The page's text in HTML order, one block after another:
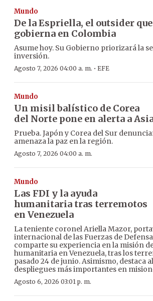
Mundo
De la Espriella, el outsider que
gobierna en Colombia
Asume hoy. Su Gobierno priorizará la
inversión.
Agosto 7, 2026 04:00 a. m. · EFE
Mundo
Un misil balístico de Corea
del Norte pone en alerta a
Prueba. Japón y Corea del Sur
amenaza la paz en la región.
Agosto 7, 2026 04:00 a. m.
Mundo
Las FDI y la ayuda
humanitaria tras terremotos
en Venezuela
La teniente coronel Ariella Mazor,
internacional de las Fuerzas de
comparte su experiencia en la misión
humanitaria en Venezuela, tras los
pasado 24 de junio. Asimismo, destaca
despliegues más importantes en
Agosto 6, 2026 03:01 p. m.